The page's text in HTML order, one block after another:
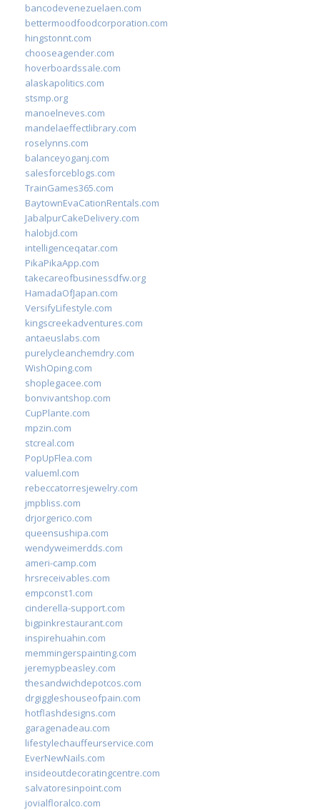
bancodevenezuelaen.com
bettermoodfoodcorporation.com
hingstonnt.com
chooseagender.com
hoverboardssale.com
alaskapolitics.com
stsmp.org
manoelneves.com
mandelaeffectlibrary.com
roselynns.com
balanceyoganj.com
salesforceblogs.com
TrainGames365.com
BaytownEvaCationRentals.com
JabalpurCakeDelivery.com
halobjd.com
intelligenceqatar.com
PikaPikaApp.com
takecareofbusinessdfw.org
HamadaOfJapan.com
VersifyLifestyle.com
kingscreekadventures.com
antaeuslabs.com
purelycleanchemdry.com
WishOping.com
shoplegacee.com
bonvivantshop.com
CupPlante.com
mpzin.com
stcreal.com
PopUpFlea.com
valueml.com
rebeccatorresjewelry.com
jmpbliss.com
drjorgerico.com
queensushipa.com
wendyweimerdds.com
ameri-camp.com
hrsreceivables.com
empconst1.com
cinderella-support.com
bigpinkrestaurant.com
inspirehuahin.com
memmingerspainting.com
jeremypbeasley.com
thesandwichdepotcos.com
drgiggleshouseofpain.com
hotflashdesigns.com
garagenadeau.com
lifestylechauffeurservice.com
EverNewNails.com
insideoutdecoratingcentre.com
salvatoresinpoint.com
jovialfloralco.com